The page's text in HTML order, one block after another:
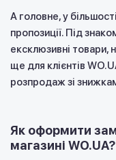
А головне, у
пропозиції. Під
ексклюзивні товари,
ще для клієнтів
розпродаж зі
Як оформити
магазині WO.UA?